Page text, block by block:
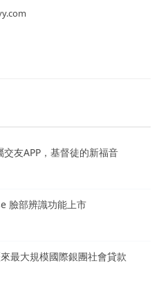
交友APP，基督徒的新福音
臉部辨識功能上市
最大規模國際銀團社會貸款